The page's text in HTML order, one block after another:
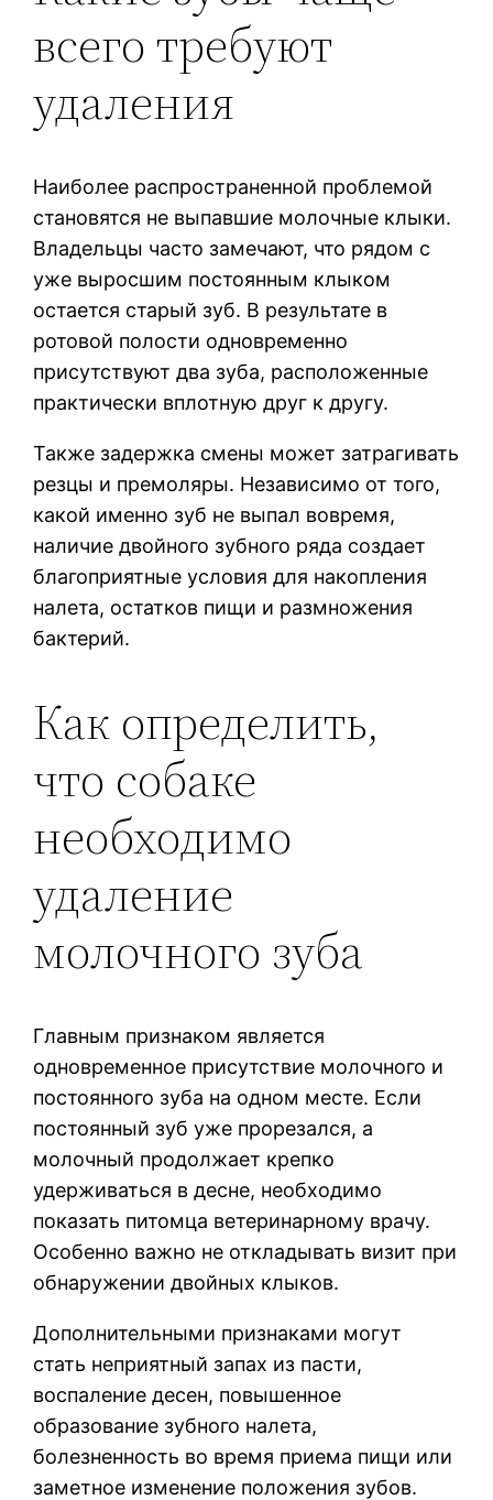
всего требуют
удаления
Наиболее распространенной проблемой
становятся не выпавшие молочные клыки.
Владельцы часто замечают, что рядом с
уже выросшим постоянным клыком
остается старый зуб. В результате в
ротовой полости одновременно
присутствуют два зуба, расположенные
практически вплотную друг к другу.
Также задержка смены может затрагивать
резцы и премоляры. Независимо от того,
какой именно зуб не выпал вовремя,
наличие двойного зубного ряда создает
благоприятные условия для накопления
налета, остатков пищи и размножения
бактерий.
Как определить,
что собаке
необходимо
удаление
молочного зуба
Главным признаком является
одновременное присутствие молочного и
постоянного зуба на одном месте. Если
постоянный зуб уже прорезался, а
молочный продолжает крепко
удерживаться в десне, необходимо
показать питомца ветеринарному врачу.
Особенно важно не откладывать визит при
обнаружении двойных клыков.
Дополнительными признаками могут
стать неприятный запах из пасти,
воспаление десен, повышенное
образование зубного налета,
болезненность во время приема пищи или
заметное изменение положения зубов.